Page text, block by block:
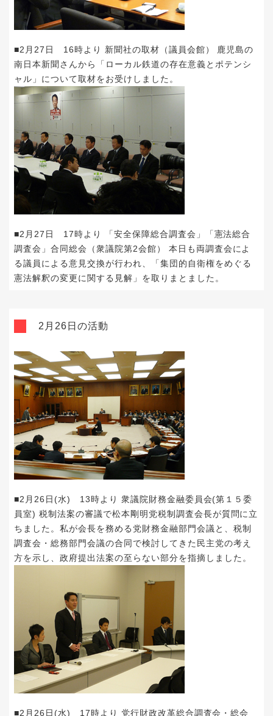
■2月27日 16時より 新聞社の取材（議員会館） 鹿児島の
南日本新聞さんから「ローカル鉄道の存在意義とポテンシ
ャル」について取材をお受けしました。
■2月27日 17時より 「安全保障総合調査会」「憲法総合
調査会」合同総会（衆議院第2会館） 本日も両調査会によ
る議員による意見交換が行われ、「集団的自衛権をめぐる
憲法解釈の変更に関する見解」を取りまとました。
2月26日の活動
■2月26日(水) 13時より 衆議院財務金融委員会(第１５委
員室) 税制法案の審議で松本剛明 党税制調査会長が質問に立
ちました。私が会長を務める党財務金融部門会議と、税制
調査会・総務部門会議の合同で検討してきた民主党の考え
方を示し、政府提出法案の至らない部分を指摘しました。
■2月26日(水) 17時より 党行財政改革総合調査会・総会